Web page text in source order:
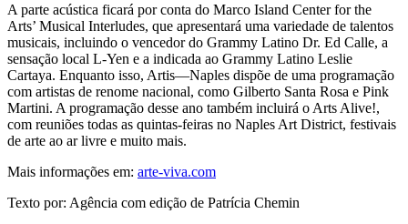
A parte acústica ficará por conta do Marco Island Center for the
Arts’ Musical Interludes, que apresentará uma variedade de talentos
musicais, incluindo o vencedor do Grammy Latino Dr. Ed Calle, a
sensação local L-Yen e a indicada ao Grammy Latino Leslie
Cartaya. Enquanto isso, Artis—Naples dispõe de uma programação
com artistas de renome nacional, como Gilberto Santa Rosa e Pink
Martini. A programação desse ano também incluirá o Arts Alive!,
com reuniões todas as quintas-feiras no Naples Art District, festivais
de arte ao ar livre e muito mais.
Mais informações em: arte-viva.com
Texto por: Agência com edição de Patrícia Chemin